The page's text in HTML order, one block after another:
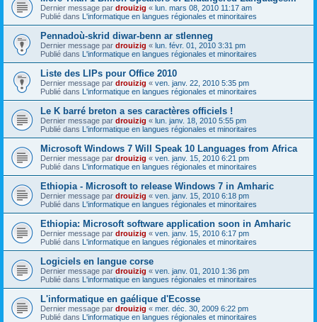
Dernier message par drouizig « lun. mars 08, 2010 11:17 am
Publié dans L'informatique en langues régionales et minoritaires
Pennadoù-skrid diwar-benn ar stlenneg
Dernier message par drouizig « lun. févr. 01, 2010 3:31 pm
Publié dans L'informatique en langues régionales et minoritaires
Liste des LIPs pour Office 2010
Dernier message par drouizig « ven. janv. 22, 2010 5:35 pm
Publié dans L'informatique en langues régionales et minoritaires
Le K barré breton a ses caractères officiels !
Dernier message par drouizig « lun. janv. 18, 2010 5:55 pm
Publié dans L'informatique en langues régionales et minoritaires
Microsoft Windows 7 Will Speak 10 Languages from Africa
Dernier message par drouizig « ven. janv. 15, 2010 6:21 pm
Publié dans L'informatique en langues régionales et minoritaires
Ethiopia - Microsoft to release Windows 7 in Amharic
Dernier message par drouizig « ven. janv. 15, 2010 6:18 pm
Publié dans L'informatique en langues régionales et minoritaires
Ethiopia: Microsoft software application soon in Amharic
Dernier message par drouizig « ven. janv. 15, 2010 6:17 pm
Publié dans L'informatique en langues régionales et minoritaires
Logiciels en langue corse
Dernier message par drouizig « ven. janv. 01, 2010 1:36 pm
Publié dans L'informatique en langues régionales et minoritaires
L'informatique en gaélique d'Ecosse
Dernier message par drouizig « mer. déc. 30, 2009 6:22 pm
Publié dans L'informatique en langues régionales et minoritaires